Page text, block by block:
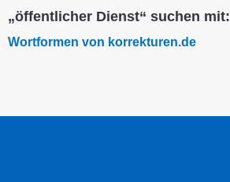
„öffentlicher Dienst“ suchen mit:
Wortformen von korrekturen.de